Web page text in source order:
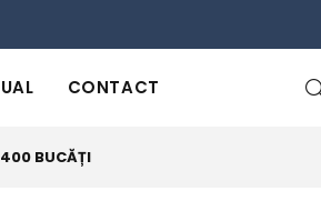
CONTACT
400 BUCĂȚI